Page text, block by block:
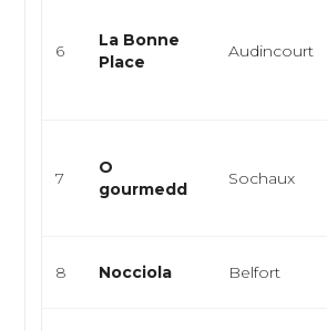
6
La Bonne
Place
Audincourt
7
O
gourmedd
Sochaux
8 Nocciola Belfort